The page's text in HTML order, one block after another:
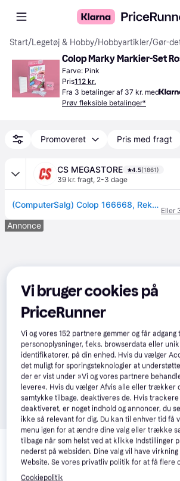
Start/Legetøj & Hobby/Hobbyartikler/Gør-
Colop Marky Markier-Set
Farve: Pink
Pris112 kr.
Fra 3 betalinger af 37 kr. med
Prøv fleksible betalinger*
Promoveret Pris med fragt
CS MEGASTORE 4.5(1861)
39 kr. fragt, 2-3 dage
(ComputerSalg) Colop 166668, Rektangulær, Lyserød, Papir, Tekstil, Børn & voksne, 1 stk
Eller
Annonce
Relaterede produkter
Se vores forslag til andre produkter, der
Vi bruger cookies på
PriceRunner
Vi og vores152 partnere gemmer og får adgang
personoplysninger, f.eks. browserdata eller
identifikatorer, på din enhed. Hvis du vælger
det muligt for sporingsteknologier at
der er vist under »Vi og vores partnere
levere«. Hvis du vælger Afvis alle eller trækker
samtykke tilbage, deaktiveres de. Hvis
deaktiveret, er noget indhold og annoncer, du
ikke så relevant for dig. Du kan til enhver tid få
menu igen for at ændre dine valg eller trække
tilbage når som helst ved at klikke Indstillinger
nederst på websiden. Dine valg vil have
Website. Se vores privatliv politik for at få flere
Cookiepolitik